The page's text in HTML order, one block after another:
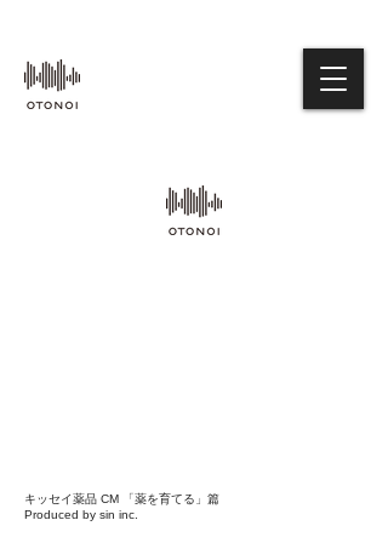
キッセイ薬品 CM 「薬を育てる」篇
Produced by sin inc.